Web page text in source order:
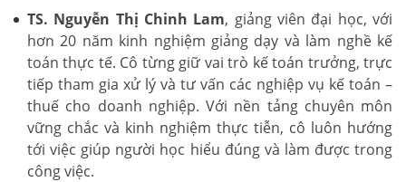
TS. Nguyễn Thị Chinh Lam, giảng viên đại học, với
hơn 20 năm kinh nghiệm giảng dạy và làm nghề kế
toán thực tế. Cô từng giữ vai trò kế toán trưởng, trực
tiếp tham gia xử lý và tư vấn các nghiệp vụ kế toán –
thuế cho doanh nghiệp. Với nền tảng chuyên môn
vững chắc và kinh nghiệm thực tiễn, cô luôn hướng
tới việc giúp người học hiểu đúng và làm được trong
công việc.